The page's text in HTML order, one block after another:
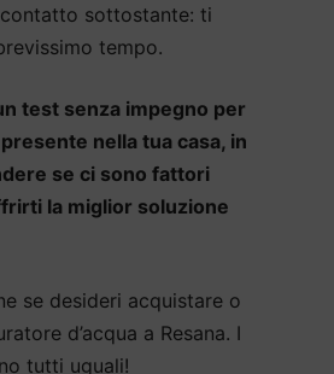
sottostante: ti
tempo.
test senza impegno per
nella tua casa, in
se ci sono fattori
la miglior soluzione
se desideri acquistare o
d’acqua a Resana. I
tutti uguali!